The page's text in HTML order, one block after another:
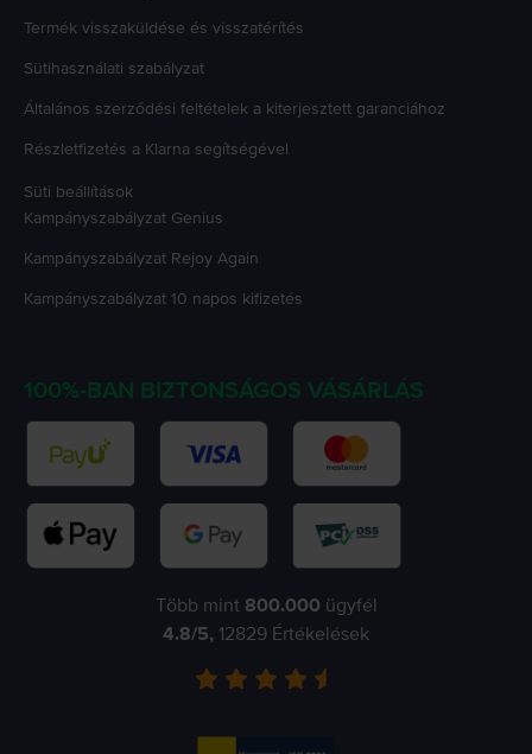
Termék visszaküldése és visszatérítés
Sütihasználati szabályzat
Általános szerződési feltételek a kiterjesztett garanciához
Részletfizetés a Klarna segítségével
Süti beállítások
Kampányszabályzat Genius
Kampányszabályzat Rejoy Again
Kampányszabályzat 10 napos kifizetés
100%-BAN BIZTONSÁGOS VÁSÁRLÁS
Több mint 800.000 ügyfél
4.8/5, 12829 Értékelések